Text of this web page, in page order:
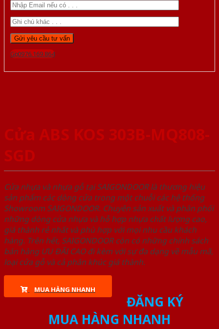
Gọi 0976.169.864
Cửa ABS KOS 303B-MQ808-
SGD
Cửa nhựa và nhựa gỗ tại SAIGONDOOR là thương hiệu
sản phẩm các dòng cửa trong một chuỗi các hệ thống
Showroom SAIGONDOOR. Chuyên sản xuất và phân phối
những dòng cửa nhựa và hỗ hợp nhựa chất lượng cao,
giá thành rẻ nhất và phù hợp với mọi nhu cầu khách
hàng. Trên hết, SAIGONDOOR còn có những chính sách
bán hàng ƯU ĐÃI CAO đi kèm với sự đa dạng về mẫu mã,
loại cửa gỗ và cả phân khúc giá thành.
MUA HÀNG NHANH
ĐĂNG KÝ
MUA HÀNG NHANH